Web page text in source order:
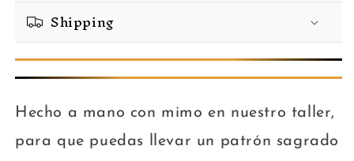
Shipping
Hecho a mano con mimo en nuestro taller,
para que puedas llevar un patrón sagrado